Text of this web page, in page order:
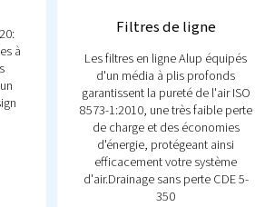
contrôleur
Airlogic²T,
et plus efficace. Grâce à
et aux fonctions
et la fiabilité.
d’arrêt et optimisez
? Parlons-en !